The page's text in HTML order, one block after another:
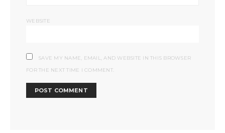
WEBSITE
SAVE MY NAME, EMAIL, AND WEBSITE IN THIS BROWSER
FOR THE NEXT TIME I COMMENT.